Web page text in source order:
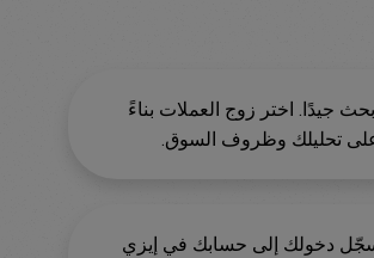
ابحث جيدًا. اختر زوج العملات بناءً
تحليلك وظروف السوق.
دخولك إلى حسابك في إيزي